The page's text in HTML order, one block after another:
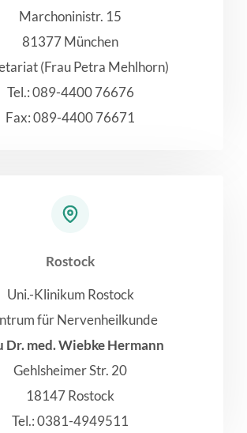
Marchoninistr. 15
81377 München
(Frau Petra Mehlhorn)
Tel.: 089-4400 76676
Fax: 089-4400 76671
Rostock
Uni.-Klinikum Rostock
für Nervenheilkunde
Dr. med. Wiebke Hermann
Gehlsheimer Str. 20
18147 Rostock
Tel.: 0381-4949511